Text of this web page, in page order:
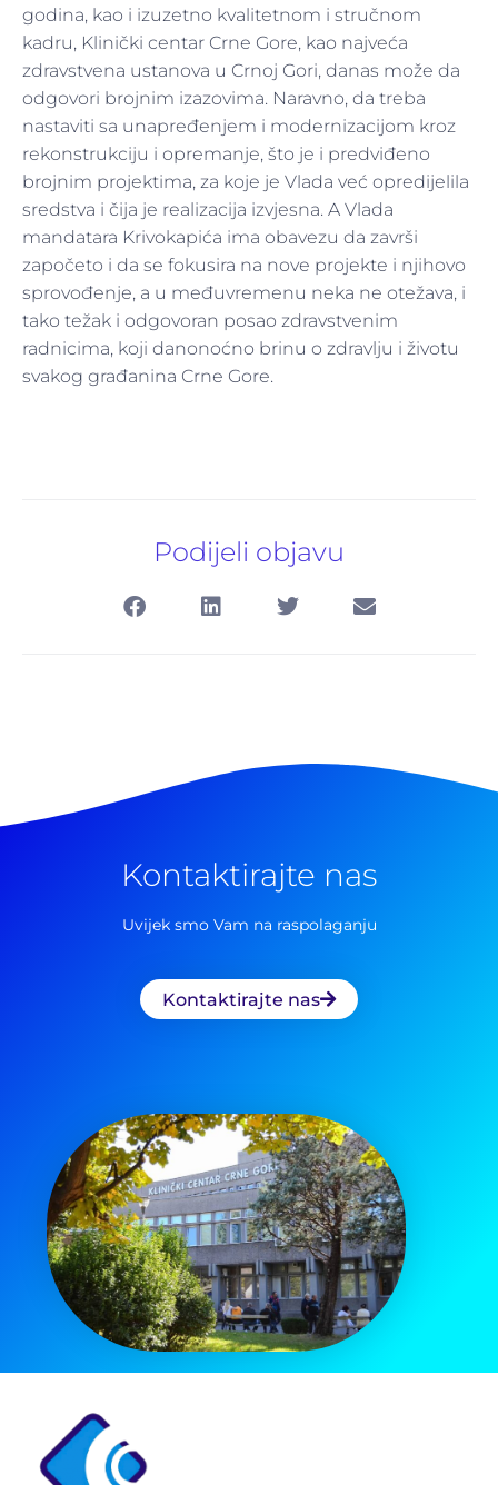
godina, kao i izuzetno kvalitetnom i stručnom
kadru, Klinički centar Crne Gore, kao najveća
zdravstvena ustanova u Crnoj Gori, danas može da
odgovori brojnim izazovima. Naravno, da treba
nastaviti sa unapređenjem i modernizacijom kroz
rekonstrukciju i opremanje, što je i predviđeno
brojnim projektima, za koje je Vlada već opredijelila
sredstva i čija je realizacija izvjesna. A Vlada
mandatara Krivokapića ima obavezu da završi
započeto i da se fokusira na nove projekte i njihovo
sprovođenje, a u međuvremenu neka ne otežava, i
tako težak i odgovoran posao zdravstvenim
radnicima, koji danonoćno brinu o zdravlju i životu
svakog građanina Crne Gore.
Podijeli objavu
Kontaktirajte nas
Uvijek smo Vam na raspolaganju
Kontaktirajte nas